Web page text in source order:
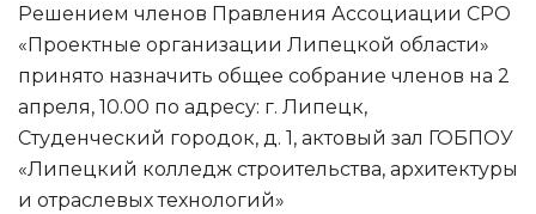
Решением членов Правления Ассоциации СРО
«Проектные организации Липецкой области»
принято назначить общее собрание членов на 2
апреля, 10.00 по адресу: г. Липецк,
Студенческий городок, д. 1, актовый зал ГОБПОУ
«Липецкий колледж строительства, архитектуры
и отраслевых технологий»